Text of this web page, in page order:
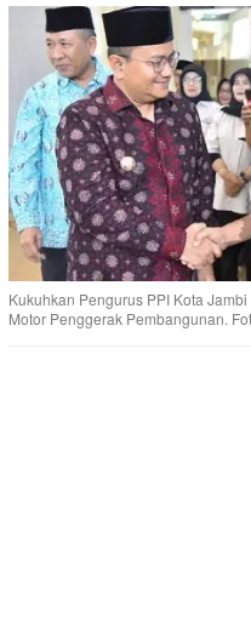
Kukuhkan Pengurus PPI Kota
Motor Penggerak Pembangunan.